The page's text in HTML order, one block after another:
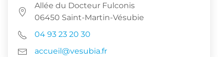
Allée du Docteur Fulconis
06450 Saint-Martin-Vésubie
04 93 23 20 30
accueil@vesubia.fr